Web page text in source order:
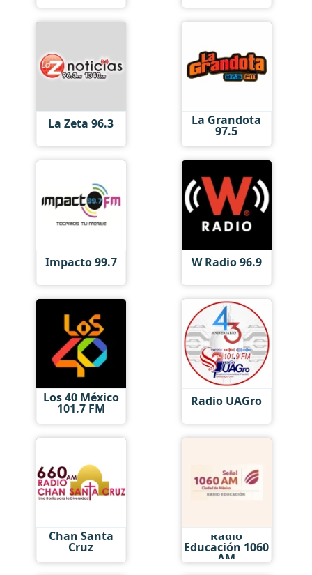
La Zeta 96.3 La Grandota
97.5
Impacto 99.7 W Radio 96.9
Los 40 México
101.7 FM Radio UAGro
Chan Santa
Cruz
Radio
Educación 1060
AM